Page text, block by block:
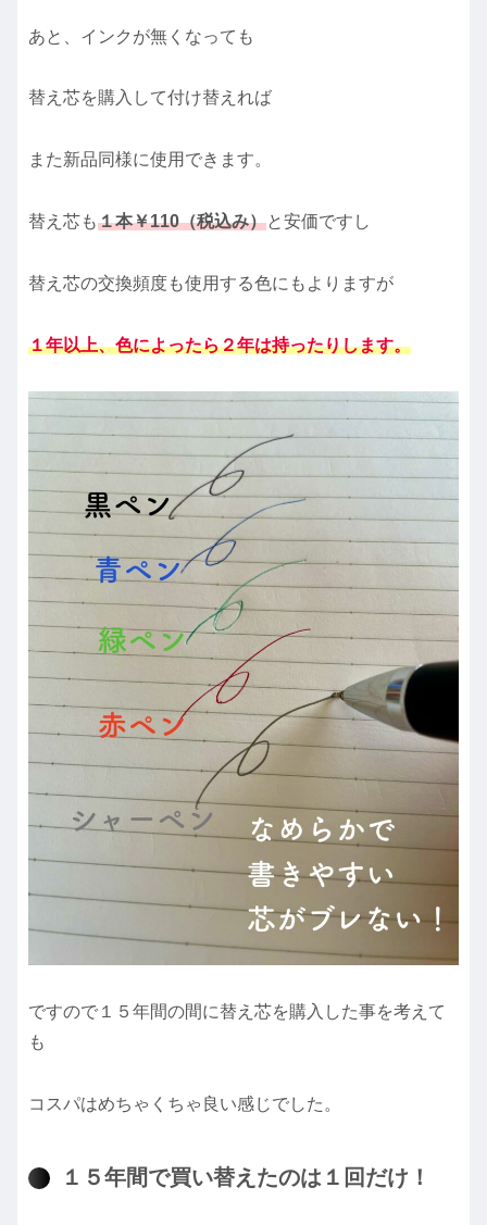
あと、インクが無くなっても
替え芯を購入して付け替えれば
また新品同様に使用できます。
替え芯も１本￥110（税込み）と安価ですし
替え芯の交換頻度も使用する色にもよりますが
１年以上、色によったら２年は持ったりします。
ですので１５年間の間に替え芯を購入した事を考えて
も
コスパはめちゃくちゃ良い感じでした。
１５年間で買い替えたのは１回だけ！